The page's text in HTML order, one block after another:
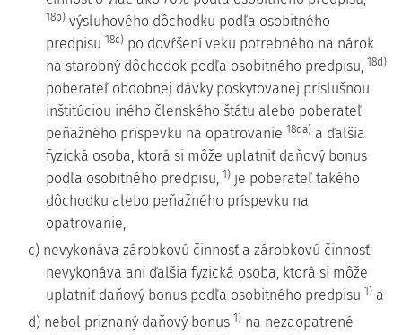
18b) výsluhového dôchodku podľa osobitného
predpisu 18c) po dovŕšení veku potrebného na nárok
na starobný dôchodok podľa osobitného predpisu, 18d)
poberateľ obdobnej dávky poskytovanej príslušnou
inštitúciou iného členského štátu alebo poberateľ
peňažného príspevku na opatrovanie 18da) a ďalšia
fyzická osoba, ktorá si môže uplatniť daňový bonus
podľa osobitného predpisu, 1) je poberateľ takého
dôchodku alebo peňažného príspevku na
opatrovanie,
c) nevykonáva zárobkovú činnosť a zárobkovú činnosť
nevykonáva ani ďalšia fyzická osoba, ktorá si môže
uplatniť daňový bonus podľa osobitného predpisu 1) a
d) nebol priznaný daňový bonus 1) na nezaopatrené